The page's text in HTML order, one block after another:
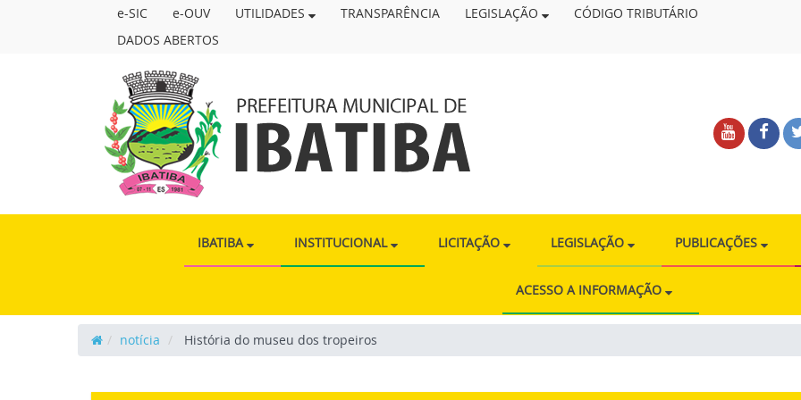
e-SIC e-OUV UTILIDADES TRANSPARÊNCIA LEGISLAÇÃO
CÓDIGO TRIBUTÁRIO
DADOS ABERTOS
PREFEITURA
MUNICIPAL
DE
IBATIBA
Link
Youtube
Link
IBATIBA INSTITUCIONAL LICITAÇÃO LEGISLAÇÃO PUBLICAÇÕES
ACESSO A INFORMAÇÃO
notícia História do museu dos tropeiros